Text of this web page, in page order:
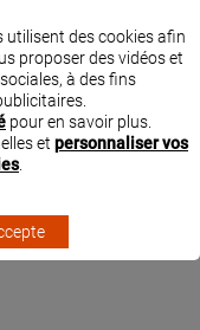
utilisent des cookies afin
proposer des vidéos et
à des fins
pour en savoir plus.
et personnaliser vos
.